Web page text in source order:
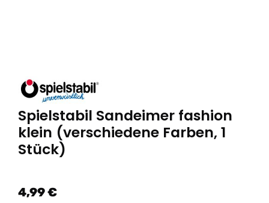
Spielstabil Sandeimer fashion
klein (verschiedene Farben, 1
Stück)
4,99 €